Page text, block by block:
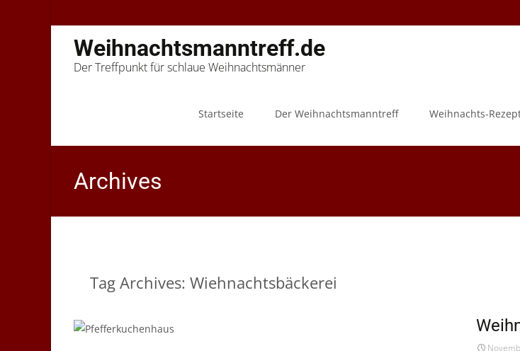
Weihnachtsmanntreff.de
Der Treffpunkt für schlaue Weihnachtsmänner
Startseite Der Weihnachtsmanntreff Weihnachts-
Archives
Tag Archives: Wiehnachtsbäckerei
03